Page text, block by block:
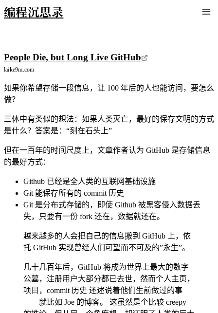
编程沉思录
People Die, but Long Live GitHub
laike9m.com
如果你希望存储一段信息，让 100 年后的人也能访问，要怎么
做？
三体中有类似的想法：如果人类灭亡，最好的保存文明的方式
是什么？答案是：“刻在石头上”
但在一百年的时间尺度上，文章作者认为 GitHub 是存储信息
的最好方式：
Github 已经是全人类的互联网基础设施
Git 能保存所有的 commit 历史
Git 是分布式存储的，即使 Github 被黑客侵入数据丢
失，只要有一份 fork 还在，数据就还在。
越来越多的人会把自己的信息搬到 GitHub 上，依
托 GitHub 实现曾经人们可望而不可及的”永生”。
几十几百年后，GitHub 将成为世界上最大的数字
公墓，注册用户大部分都已去世，然而个人主页，
项目，commit 历史 还述说着他们生前做过的事
——就比如 Joe 的博客。 这虽然是个比较 creepy